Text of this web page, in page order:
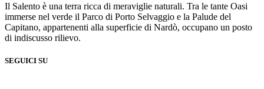
Il Salento è una terra ricca di meraviglie naturali. Tra le tante Oasi
immerse nel verde il Parco di Porto Selvaggio e la Palude del
Capitano, appartenenti alla superficie di Nardò, occupano un posto
di indiscusso rilievo.
SEGUICI SU